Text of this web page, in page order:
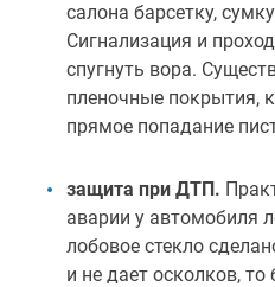
салона барсетку,
Сигнализация и
спугнуть вора.
пленочные покрытия,
прямое попадание
защита при ДТП.
аварии у автомобиля
лобовое стекло
и не дает осколков,